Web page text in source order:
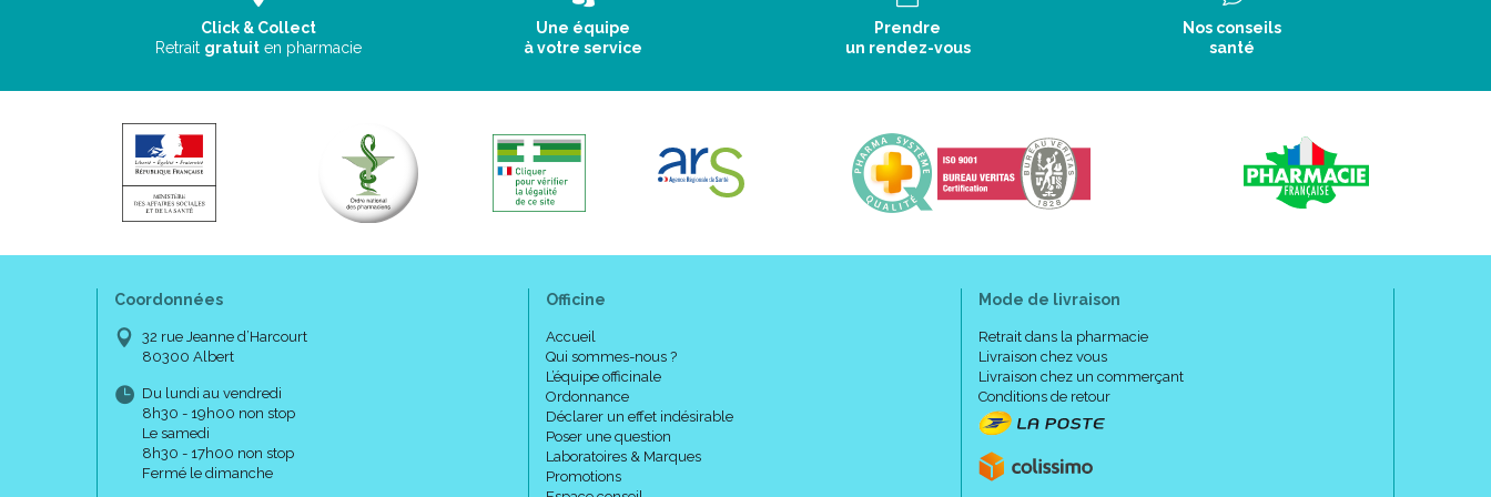
Click & Collect
Retrait gratuit en pharmacie
Une équipe
à votre service
Prendre
un rendez-vous
Nos conseils
santé
Coordonnées
32 rue Jeanne d’Harcourt
80300 Albert
Du lundi au vendredi
8h30 - 19h00 non stop
Le samedi
8h30 - 17h00 non stop
Fermé le dimanche
Officine
Accueil
Qui sommes-nous ?
L’équipe officinale
Ordonnance
Déclarer un effet indésirable
Poser une question
Laboratoires & Marques
Promotions
Mode de livraison
Retrait dans la pharmacie
Livraison chez vous
Livraison chez un commerçant
Conditions de retour